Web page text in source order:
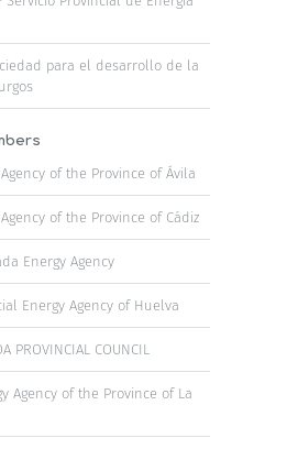
para el desarrollo de la
Agency of the Province of Ávila
Agency of the Province of Cádiz
Energy Agency
Energy Agency of Huelva
PROVINCIAL COUNCIL
Agency of the Province of La